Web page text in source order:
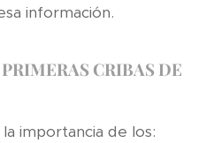
información.
CRIBAS DE
importancia de los: